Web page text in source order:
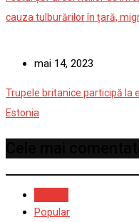
cauza tulburărilor în țară,
mai 14, 2023
Trupele britanice participă la
Estonia
Popular